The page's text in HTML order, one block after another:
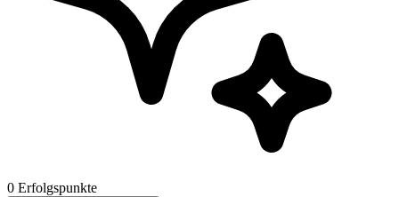
0 Erfolgspunkte